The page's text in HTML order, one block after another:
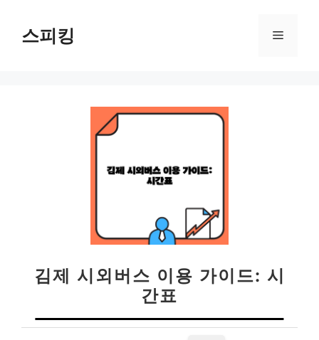
스피킹 메
김제 시외버스 이용 가이드: 시
간표